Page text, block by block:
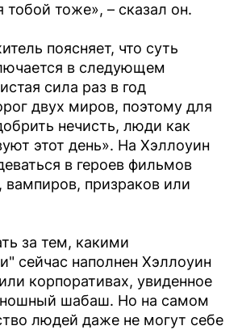
тобой тоже», – сказал он.
поясняет, что суть
в следующем
сила раз в год
двух миров, поэтому для
нечисть, люди как
этот день». На Хэллоуин
в героев фильмов
призраков или
за тем, какими
сейчас наполнен Хэллоуин
корпоративах, увиденное
шабаш. Но на самом
людей даже не могут себе